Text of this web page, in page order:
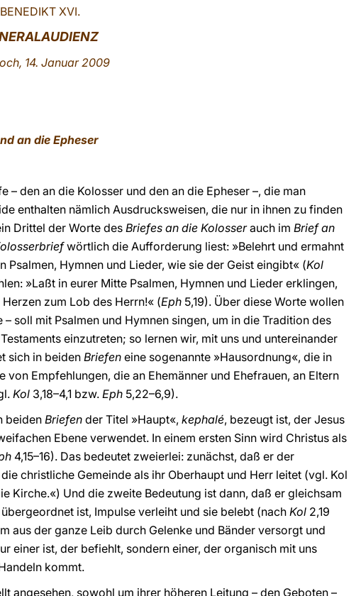
BENEDIKT XVI.
14. Januar 2009
an die Epheser
den an die Kolosser und den an die Epheser –, die man
enthalten nämlich Ausdrucksweisen, die nur in ihnen zu finden
Drittel der Worte des Briefes an die Kolosserauch im Brief an
wörtlich die Aufforderung liest: »Belehrt und ermahnt
Hymnen und Lieder, wie sie der Geist eingibt« (Kol
»Laßt in eurer Mitte Psalmen, Hymnen und Lieder erklingen,
zum Lob des Herrn!« (Eph 5,19). Über diese Worte wollen
soll mit Psalmen und Hymnen singen, um in die Tradition des
einzutreten; so lernen wir, mit uns und untereinander
sich in beiden Briefen eine sogenannte »Hausordnung«, die in
Empfehlungen, die an Ehemänner und Ehefrauen, an Eltern
Kol 3,18–4,1 bzw. Eph 5,22–6,9).
beiden Briefen der Titel »Haupt«, kephalé, bezeugt ist, der Jesus
Ebene verwendet. In einem ersten Sinn wird Christus als
4,15–16). Das bedeutet zweierlei: zunächst, daß er der
christliche Gemeinde als ihr Oberhaupt und Herr leitet (vgl. Kol
Kirche.«) Und die zweite Bedeutung ist dann, daß er gleichsam
ist, Impulse verleiht und sie belebt (nach Kol 2,19
aus der ganze Leib durch Gelenke und Bänder versorgt und
einer ist, der befiehlt, sondern einer, der organisch mit uns
kommt.
angesehen, sowohl um ihrer höheren Leitung – den Geboten –